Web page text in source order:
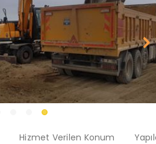
Hizmet Verilen Konum